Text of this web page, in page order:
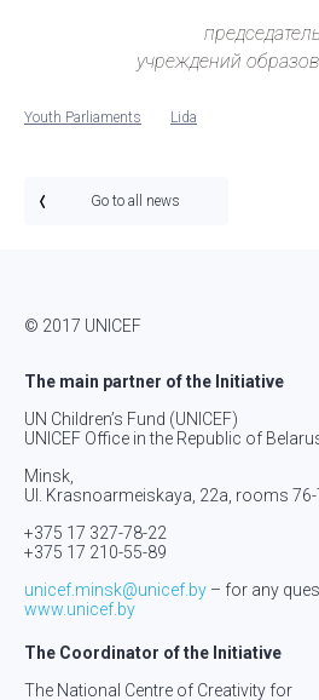
учреждений
Youth Parliaments Lida
Go to all news
© 2017 UNICEF
The main partner of the Initiative
UN Children’s Fund (UNICEF)
UNICEF Office in the Republic of
Minsk,
Ul. Krasnoarmeiskaya, 22а, rooms
+375 17 327-78-22
+375 17 210-55-89
unicef.minsk@unicef.by – for any
www.unicef.by
The Coordinator of the Initiative
The National Centre of Creativity for